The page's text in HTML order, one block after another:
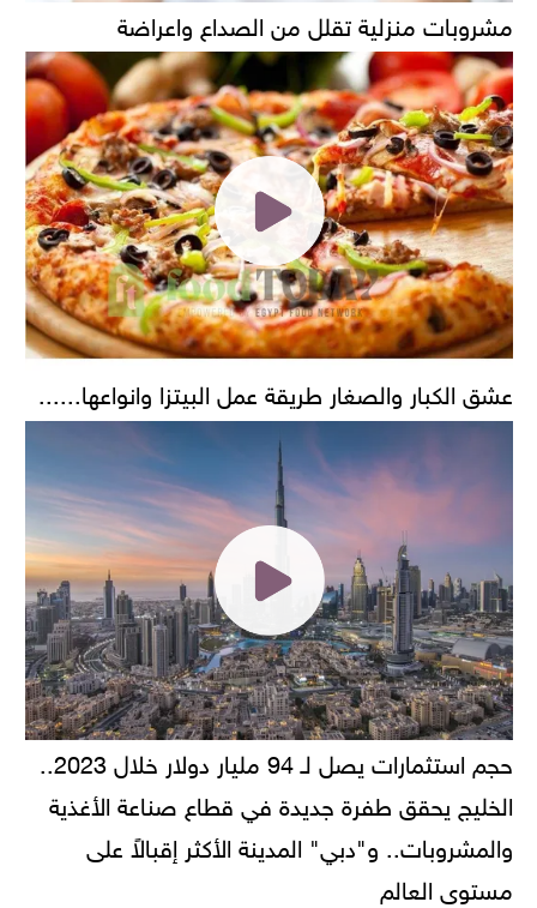
مشروبات منزلية تقلل من الصداع واعراضة
عشق الكبار والصغار طريقة عمل البيتزا وانواعها......
الخليج يحقق طفرة جديدة في قطاع صناعة الأغذية
والمشروبات.. و"دبي" المدينة الأكثر إقبالاً على
مستوى العالم